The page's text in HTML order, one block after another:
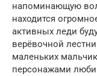
напоминающую
находится
активных леди
верёвочной
маленьких
персонажами